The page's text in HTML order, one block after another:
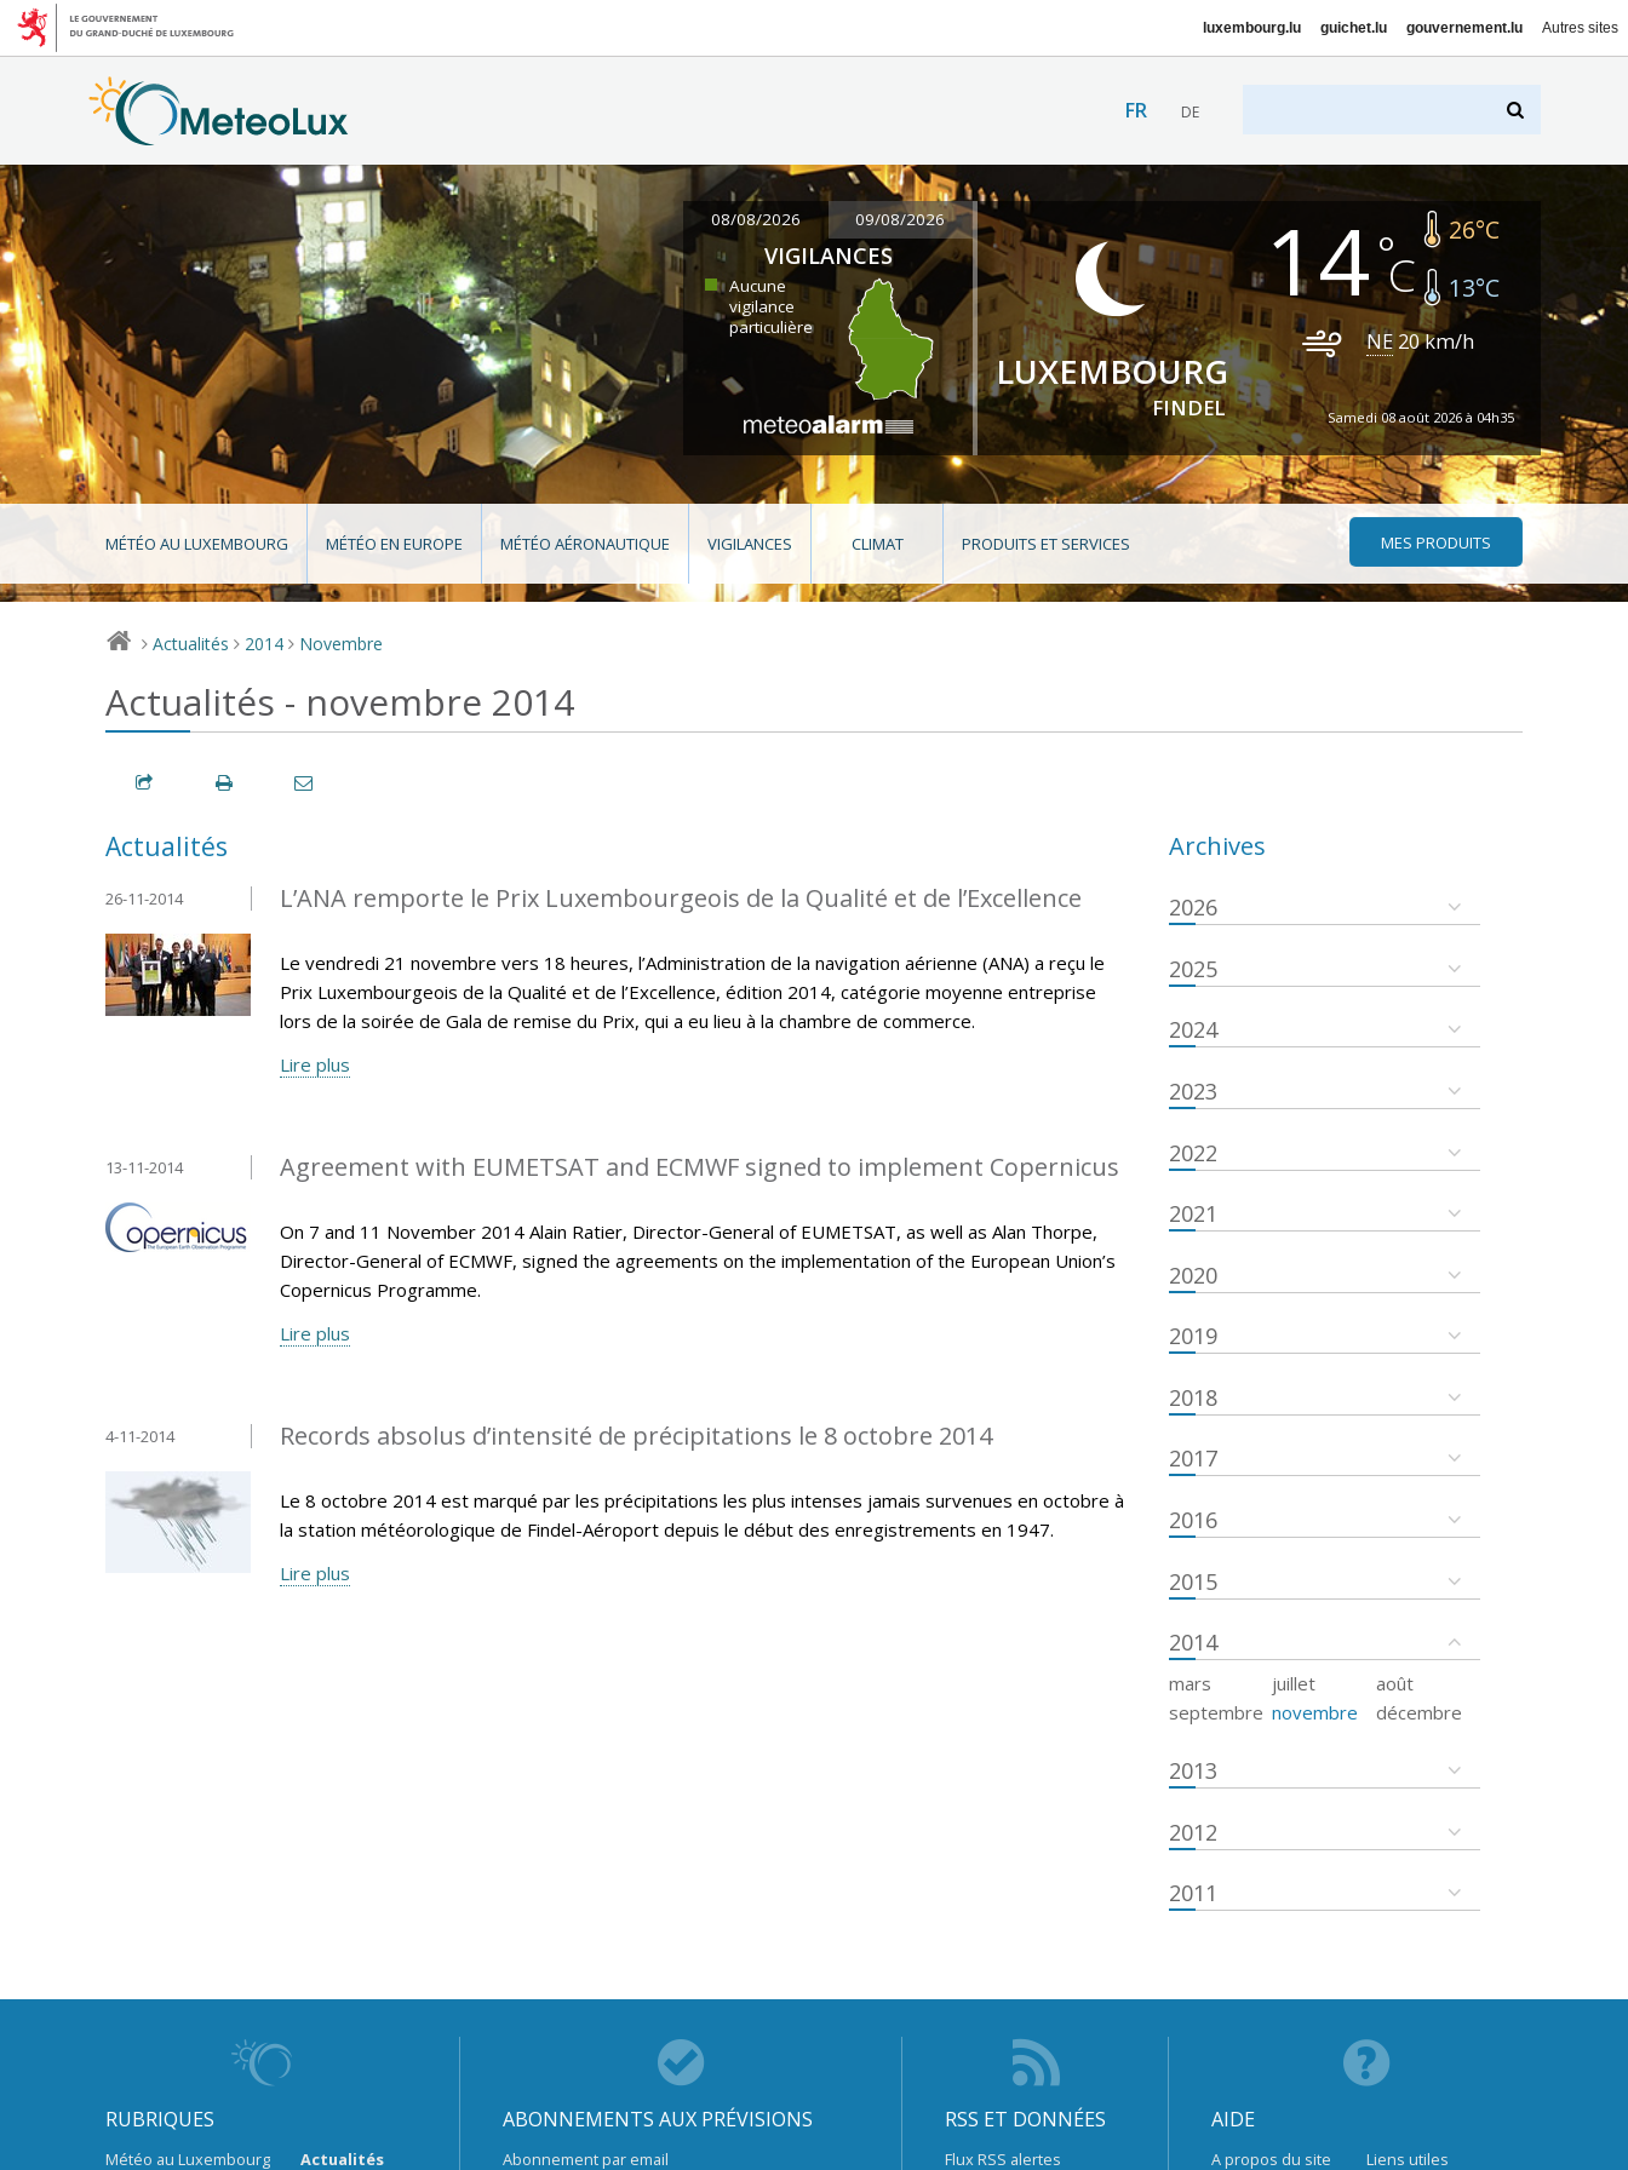
luxembourg.lu guichet.lu gouvernement.lu Autres sites
FR DE
08/08/2026 09/08/2026
VIGILANCES
Aucune
vigilance
particulière
LUXEMBOURG
FINDEL
14 26°C
13°C
NE 20km/h
Samedi 08 août 2026 à 04h35
MÉTÉO AU LUXEMBOURG MÉTÉO EN EUROPE MÉTÉO AÉRONAUTIQUE VIGILANCES CLIMAT PRODUITS ET SERVICES MES PRODUITS
> Actualités > 2014 > Novembre
Actualités - novembre 2014
Actualités
L’ANA remporte le Prix Luxembourgeois de la Qualité et de l’Excellence
26-11-2014
Le vendredi 21 novembre vers 18 heures, l’Administration de la navigation aérienne (ANA) a reçu le
Prix Luxembourgeois de la Qualité et de l’Excellence, édition 2014, catégorie moyenne entreprise
lors de la soirée de Gala de remise du Prix, qui a eu lieu à la chambre de commerce.
Lire plus
Agreement with EUMETSAT and ECMWF signed to implement Copernicus
13-11-2014
On 7 and 11 November 2014 Alain Ratier, Director-General of EUMETSAT, as well as Alan Thorpe,
Director-General of ECMWF, signed the agreements on the implementation of the European Union’s
Copernicus Programme.
Lire plus
Records absolus d’intensité de précipitations le 8 octobre 2014
4-11-2014
Le 8 octobre 2014 est marqué par les précipitations les plus intenses jamais survenues en octobre à
la station météorologique de Findel-Aéroport depuis le début des enregistrements en 1947.
Lire plus
Archives
2026
2025
2024
2023
2022
2021
2020
2019
2018
2017
2016
2015
2014
mars juillet
août
septembre novembre décembre
2013
2012
2011
RUBRIQUES
Météo au Luxembourg Actualités
ABONNEMENTS AUX PRÉVISIONS
Abonnement par email
RSS ET DONNÉES
Flux RSS alertes
AIDE
A propos du site Liens utiles